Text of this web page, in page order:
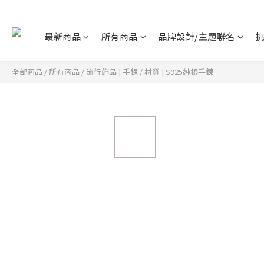
最新商品 所有商品 品牌設計/主題聯名
全部商品 / 所有商品 /流行飾品 | 手鍊 /材質 | S925純銀手鍊